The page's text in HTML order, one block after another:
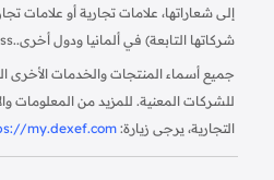
شركاتها التابعة) في ألمانيا ودول أخرى.
جميع أسماء المنتجات والخدمات الأخرى
للشركات المعنية. للمزيد من المعلومات
التجارية، يرجى زيارة:my.dexef.com